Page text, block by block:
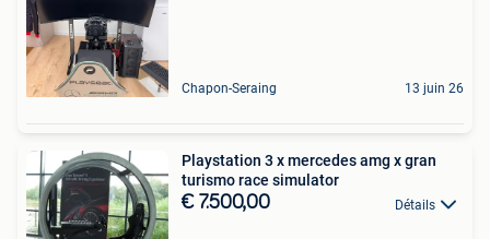
Chapon-Seraing 13 juin 26
Playstation 3 x mercedes amg x gran
turismo race simulator
€ 7.500,00 Détails